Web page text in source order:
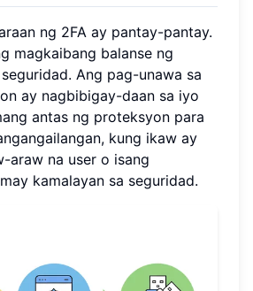
ng 2FA ay pantay-pantay.
magkaibang balanse ng
Ang pag-unawa sa
ay nagbibigay-daan sa iyo
antas ng proteksyon para
kung ikaw ay
araw na user o isang
kamalayan sa seguridad.